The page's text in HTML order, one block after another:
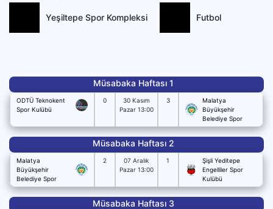
Yeşiltepe Spor Kompleksi Futbol
Müsabaka Haftası 1
ODTÜ Teknokent
Spor Kulübü
0
30 Kasım
Pazar 13:00
3
Malatya
Büyükşehir
Belediye Spor
Müsabaka Haftası 2
Malatya
Büyükşehir
Belediye Spor
2
07 Aralık
Pazar 13:00
1
Şişli Yeditepe
Engelliler Spor
Kulübü
Müsabaka Haftası 3